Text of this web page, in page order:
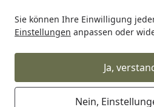
Sie können Ihre Einwilligung
Einstellungen anpassen oder
Ja,
Nein,
Maulkörbe